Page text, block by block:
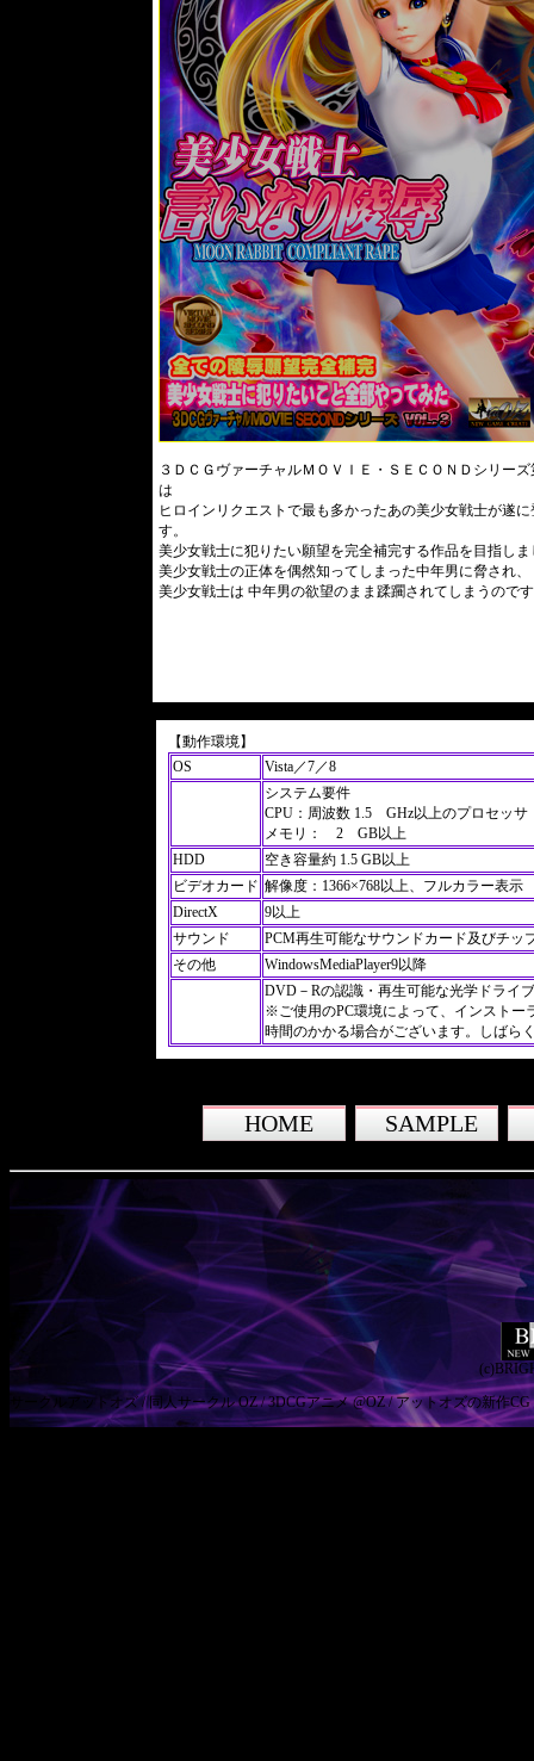
３ＤＣＧヴァーチャルＭＯＶＩＥ・ＳＥＣＯＮＤシリー
は
ヒロインリクエストで最も多かったあの美少女戦士が遂に
す。
美少女戦士に犯りたい願望を完全補完する作品を目指しま
美少女戦士の正体を偶然知ってしまった中年男に脅され、
美少女戦士は 中年男の欲望のまま蹂躙されてしまうので
【動作環境】
OS
Vista／7／8
システム要件
CPU：周波数 1.5 GHz以上のプロセッサ
メモリ： 2 GB以上
HDD
空き容量約 1.5 GB以上
ビデオカード 解像度：1366×768以上、フルカラー表示
DirectX
9以上
サウンド
PCM再生可能なサウンドカード及びチッ
その他
WindowsMediaPlayer9以降
DVD－Rの認識・再生可能な光学ドライブ
※ご使用のPC環境によって、インストー
時間のかかる場合がございます。しばら
HOME SAMPLE
サークルアットオズ / 同人サークル OZ / 3DCGアニメ @OZ / アットオズの新作